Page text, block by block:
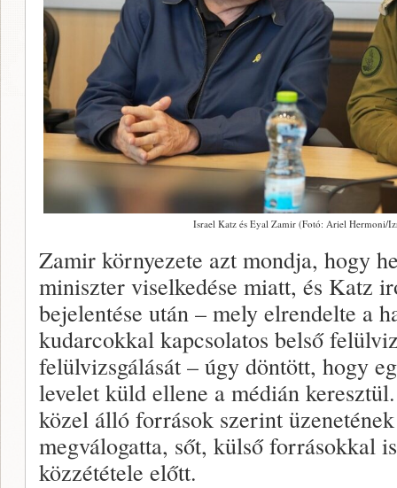
Israel Katz és Eyal Zamir (Fotó: Ariel Hermoni/
Zamir környezete azt mondja, hogy
miniszter viselkedése miatt, és Katz
bejelentése után – mely elrendelte a
kudarcokkal kapcsolatos belső
felülvizsgálását – úgy döntött, hogy
levelet küld ellene a médián
közel álló források szerint
megválogatta, sőt, külső forrásokkal
közzététele előtt.